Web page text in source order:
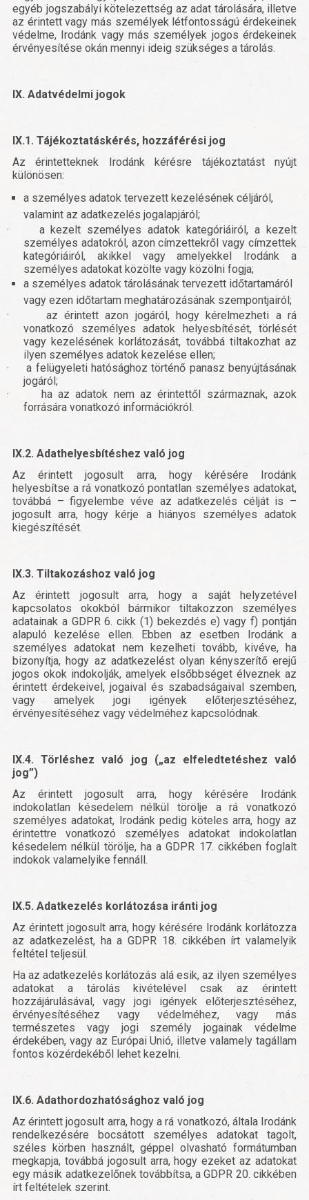
egyéb jogszabályi kötelezettség az adat tárolására, illetve
az érintett vagy más személyek létfontosságú érdekeinek
védelme, Irodánk vagy más személyek jogos érdekeinek
érvényesítése okán mennyi ideig szükséges a tárolás.
IX. Adatvédelmi jogok
IX.1. Tájékoztatáskérés, hozzáférési jog
Az érintetteknek Irodánk kérésre tájékoztatást nyújt
különösen:
a személyes adatok tervezett kezelésének céljáról,
valamint az adatkezelés jogalapjáról;
·
a kezelt személyes adatok kategóriáiról, a kezelt
személyes adatokról, azon címzettekről vagy címzettek
kategóriáiról, akikkel vagy amelyekkel Irodánk a
személyes adatokat közölte vagy közölni fogja;
a személyes adatok tárolásának tervezett időtartamáról
vagy ezen időtartam meghatározásának szempontjairól;
·
az érintett azon jogáról, hogy kérelmezheti a rá
vonatkozó személyes adatok helyesbítését, törlését
vagy kezelésének korlátozását, továbbá tiltakozhat az
ilyen személyes adatok kezelése ellen;
·
a felügyeleti hatósághoz történő panasz benyújtásának
jogáról;
·
ha az adatok nem az érintettől származnak, azok
forrására vonatkozó információkról.
IX.2. Adathelyesbítéshez való jog
Az érintett jogosult arra, hogy kérésére Irodánk
helyesbítse a rá vonatkozó pontatlan személyes adatokat,
továbbá – figyelembe véve az adatkezelés célját is –
jogosult arra, hogy kérje a hiányos személyes adatok
kiegészítését.
IX.3. Tiltakozáshoz való jog
Az érintett jogosult arra, hogy a saját helyzetével
kapcsolatos okokból bármikor tiltakozzon személyes
adatainak a GDPR 6. cikk (1) bekezdés e) vagy f) pontján
alapuló kezelése ellen. Ebben az esetben Irodánk a
személyes adatokat nem kezelheti tovább, kivéve, ha
bizonyítja, hogy az adatkezelést olyan kényszerítő erejű
jogos okok indokolják, amelyek elsőbbséget élveznek az
érintett érdekeivel, jogaival és szabadságaival szemben,
vagy amelyek jogi igények előterjesztéséhez,
érvényesítéséhez vagy védelméhez kapcsolódnak.
IX.4. Törléshez való jog („az elfeledtetéshez való
jog”)
Az érintett jogosult arra, hogy kérésére Irodánk
indokolatlan késedelem nélkül törölje a rá vonatkozó
személyes adatokat, Irodánk pedig köteles arra, hogy az
érintettre vonatkozó személyes adatokat indokolatlan
késedelem nélkül törölje, ha a GDPR 17. cikkében foglalt
indokok valamelyike fennáll.
IX.5. Adatkezelés korlátozása iránti jog
Az érintett jogosult arra, hogy kérésére Irodánk korlátozza
az adatkezelést, ha a GDPR 18. cikkében írt valamelyik
feltétel teljesül.
Ha az adatkezelés korlátozás alá esik, az ilyen személyes
adatokat a tárolás kivételével csak az érintett
hozzájárulásával, vagy jogi igények előterjesztéséhez,
érvényesítéséhez vagy védelméhez, vagy más
természetes vagy jogi személy jogainak védelme
érdekében, vagy az Európai Unió, illetve valamely tagállam
fontos közérdekéből lehet kezelni.
IX.6. Adathordozhatósághoz való jog
Az érintett jogosult arra, hogy a rá vonatkozó, általa Irodánk
rendelkezésére bocsátott személyes adatokat tagolt,
széles körben használt, géppel olvasható formátumban
megkapja, továbbá jogosult arra, hogy ezeket az adatokat
egy másik adatkezelőnek továbbítsa, a GDPR 20. cikkében
írt feltételek szerint.